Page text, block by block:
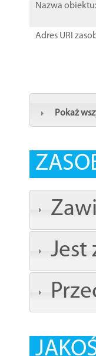
Nazwa obiektu:
Adres URI
Pokaż
Jest